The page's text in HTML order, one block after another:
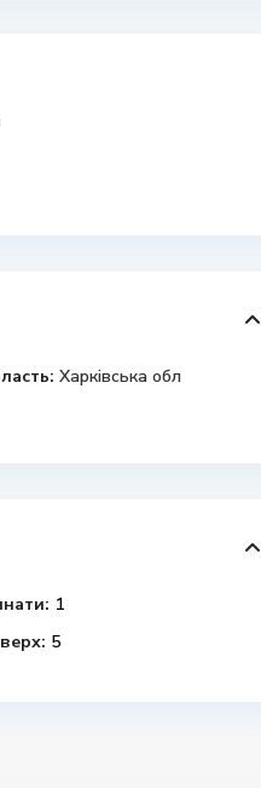
Харківська обл
1
5